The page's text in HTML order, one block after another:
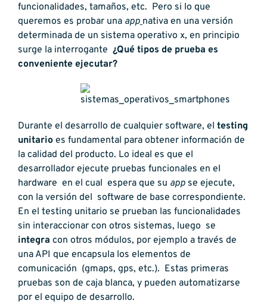
funcionalidades, tamaños, etc. Pero si lo que
queremos es probar una app nativa en una versión
determinada de un sistema operativo x, en principio
surge la interrogante ¿Qué tipos de prueba es
conveniente ejecutar?
Durante el desarrollo de cualquier software, el testing
unitario es fundamental para obtener información de
la calidad del producto. Lo ideal es que el
desarrollador ejecute pruebas funcionales en el
hardware en el cual espera que su app se ejecute,
con la versión del software de base correspondiente.
En el testing unitario se prueban las funcionalidades
sin interaccionar con otros sistemas, luego se
integra con otros módulos, por ejemplo a través de
una API que encapsula los elementos de
comunicación (gmaps, gps, etc.). Estas primeras
pruebas son de caja blanca, y pueden automatizarse
por el equipo de desarrollo.